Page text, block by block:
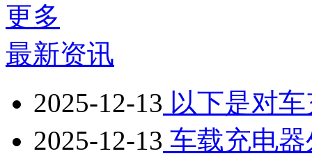
更多
最新资讯
2025-12-13 以下是对
2025-12-13 车载充电